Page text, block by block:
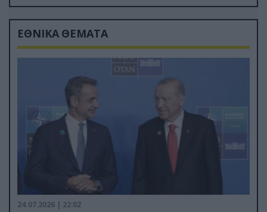
ΕΘΝΙΚΑ ΘΕΜΑΤΑ
24.07.2026 | 22:02